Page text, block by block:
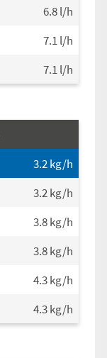
6.8l/h
7.1l/h
7.1l/h
3.2kg/h
3.2kg/h
3.8kg/h
3.8kg/h
4.3kg/h
4.3kg/h